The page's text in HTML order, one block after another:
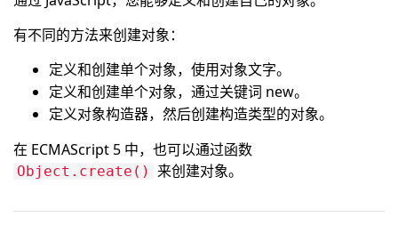
有不同的方法来创建对象：
定义和创建单个对象，使用对象文字。
定义和创建单个对象，通过关键词 new。
定义对象构造器，然后创建构造类型的对象。
在 ECMAScript 5 中，也可以通过函数
Object.create() 来创建对象。